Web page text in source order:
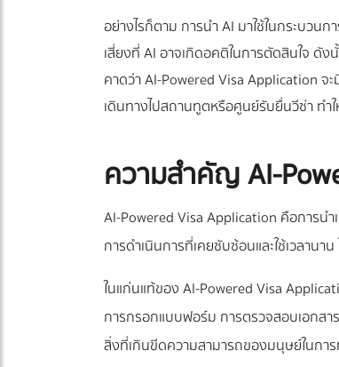
อย่างไรก็ตาม การนำ AI มาใช้ในกระบว
เสี่ยงที่ AI อาจเกิดอคติในการตัดสินใจ ดัง
คาดว่า AI-Powered Visa Application จ
เดินทางไปสถานทูตหรือศูนย์รับยื่นวีซ่า ทำ
ความสำคัญ AI-
AI-Powered Visa Application คือการน
การดำเนินการที่เคยซับซ้อนและใช้เวลาน
ในแก่นแท้ของ AI-Powered Visa
การกรอกแบบฟอร์ม การตรวจสอบเอกส
สิ่งที่เกินขีดความสามารถของมนุษย์ในกา